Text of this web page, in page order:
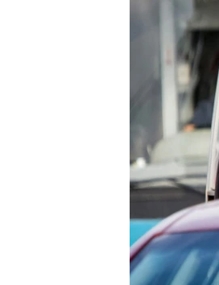
УКРАИНСКАЯ ПРОБЛЕМА КРЫМА